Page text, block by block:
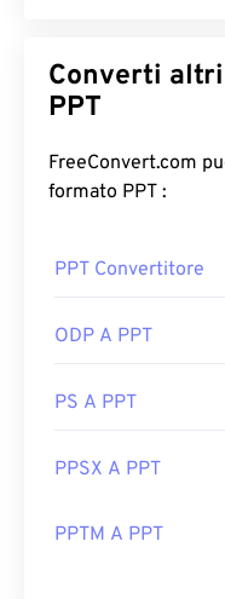
Converti
PPT
FreeConvert.com
formato PPT :
PPT Convertitore
ODP A PPT
PS A PPT
PPSX A PPT
PPTM A PPT